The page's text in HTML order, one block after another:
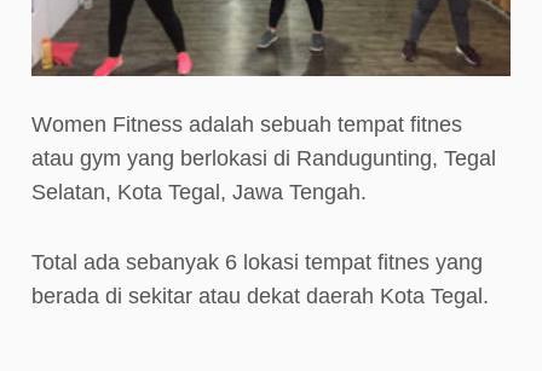
Women Fitness adalah sebuah tempat fitnes
atau gym yang berlokasi di Randugunting, Tegal
Selatan, Kota Tegal, Jawa Tengah.
Total ada sebanyak 6 lokasi tempat fitnes yang
berada di sekitar atau dekat daerah Kota Tegal.